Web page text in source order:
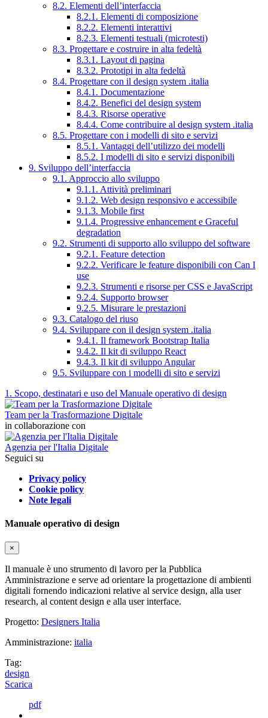
8.2. Elementi dell’interfaccia
8.2.1. Elementi di composizione
8.2.2. Elementi interattivi
8.2.3. Elementi testuali (microtesti)
8.3. Progettare e costruire in alta fedeltà
8.3.1. Layout di pagina
8.3.2. Prototipi in alta fedeltà
8.4. Progettare con il design system .italia
8.4.1. Documentazione
8.4.2. Benefici del design system
8.4.3. Risorse operative
8.4.4. Come contribuire al design system .italia
8.5. Progettare con i modelli di sito e servizi
8.5.1. Vantaggi dell’utilizzo dei modelli
8.5.2. I modelli di sito e servizi disponibili
9. Sviluppo dell’interfaccia
9.1. Approccio allo sviluppo
9.1.1. Attività preliminari
9.1.2. Web design responsivo e accessibile
9.1.3. Mobile first
9.1.4. Progressive enhancement e Graceful
degradation
9.2. Strumenti di supporto allo sviluppo del software
9.2.1. Feature detection
9.2.2. Verificare le feature disponibili con Can I
use
9.2.3. Strumenti e risorse per CSS e JavaScript
9.2.4. Supporto browser
9.2.5. Misurare le prestazioni
9.3. Catalogo del riuso
9.4. Sviluppare con il design system .italia
9.4.1. Il framework Bootstrap Italia
9.4.2. Il kit di sviluppo React
9.4.3. Il kit di sviluppo Angular
9.5. Sviluppare con i modelli di sito e servizi
1. Scopo, destinatari e uso del Manuale operativo di design
Team per la Trasformazione Digitale
in collaborazione con
Agenzia per l'Italia Digitale
Seguici su
Privacy policy
Cookie policy
Note legali
Manuale operativo di design
×
Il manuale è uno strumento di lavoro per la Pubblica
Amministrazione e serve ad orientare la progettazione di ambienti
digitali fornendo indicazioni relative al service design, alla user
research, al content design e alla user interface.
Progetto: Designers Italia
Amministrazione: italia
Tag:
design
Scarica
pdf